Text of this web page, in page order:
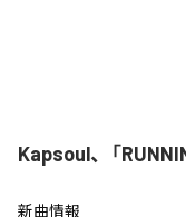
Kapsoul、「
新曲情報